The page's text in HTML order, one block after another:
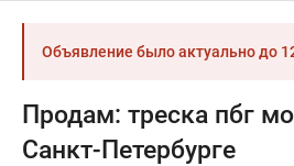
Объявление было актуально до
Продам: треска пбг
Санкт-Петербурге